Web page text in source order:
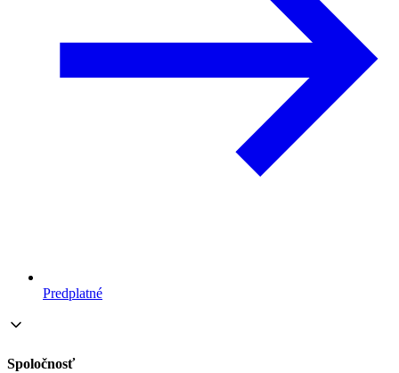
Predplatné
Spoločnosť